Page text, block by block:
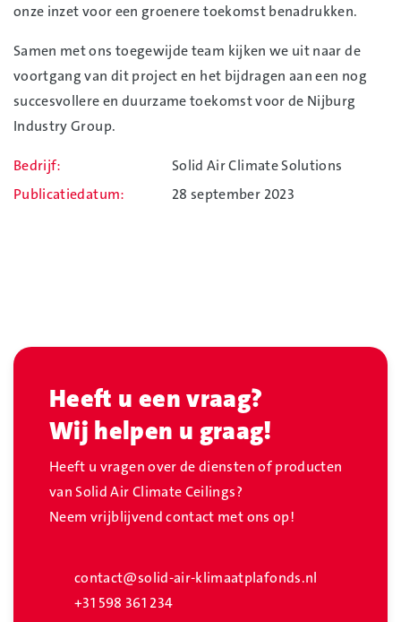
onze inzet voor een groenere toekomst benadrukken.
Samen met ons toegewijde team kijken we uit naar de
voortgang van dit project en het bijdragen aan een nog
succesvollere en duurzame toekomst voor de Nijburg
Industry Group.
Bedrijf
Solid Air Climate Solutions
Publicatiedatum
28 september 2023
Heeft u een vraag?
Wij helpen u graag!
Heeft u vragen over de diensten of producten
van Solid Air Climate Ceilings?
Neem vrijblijvend contact met ons op!
contact@solid-air-klimaatplafonds.nl
+31 598 361 234